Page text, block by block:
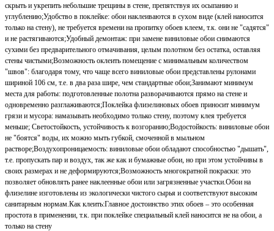
скрыть и укрепить небольшие трещины в стене, препятствуя их осыпанию и
углублению;Удобство в поклейке: обои наклеиваются в сухом виде (клей наносится
только на стену), не требуется времени на пропитку обоев клеем, т.к. они не "садятся"
и не растягиваются;Удобный демонтаж: при замене виниловые обои снимаются
сухими без предварительного отмачивания, целым полотном без остатка, оставляя
стены чистыми;Возможность оклеить помещение с минимальным количеством
"швов": благодаря тому, что чаще всего виниловые обои представлены рулонами
шириной 106 см, т.е. в два раза шире, чем стандартные обои;Занимают минимум
места для работы: подготовленные полотна разворачиваются прямо на стене и
одновременно разглаживаются;Поклейка флизелиновых обоев приносит минимум
грязи и мусора: намазывать необходимо только стену, поэтому клея требуется
меньше; Светостойкость, устойчивость к возгоранию;Водостойкость: виниловые обои
не "боятся" воды, их можно мыть губкой, смоченной в мыльном
растворе;Воздухопроницаемость: виниловые обои обладают способностью "дышать",
т.е. пропускать пар и воздух, так же как и бумажные обои, но при этом устойчивы в
своих размерах и не деформируются;Возможность многократной покраски: это
позволяет обновлять ранее наклеенные обои или загрязненные участки.Обои на
флизелине изготовлены из экологически чистого сырья и соответствуют высоким
санитарным нормам.Как клеить:Главное достоинство этих обоев – это особенная
простота в применении, т.к. при поклейке специальный клей наносится не на обои, а
только на стену